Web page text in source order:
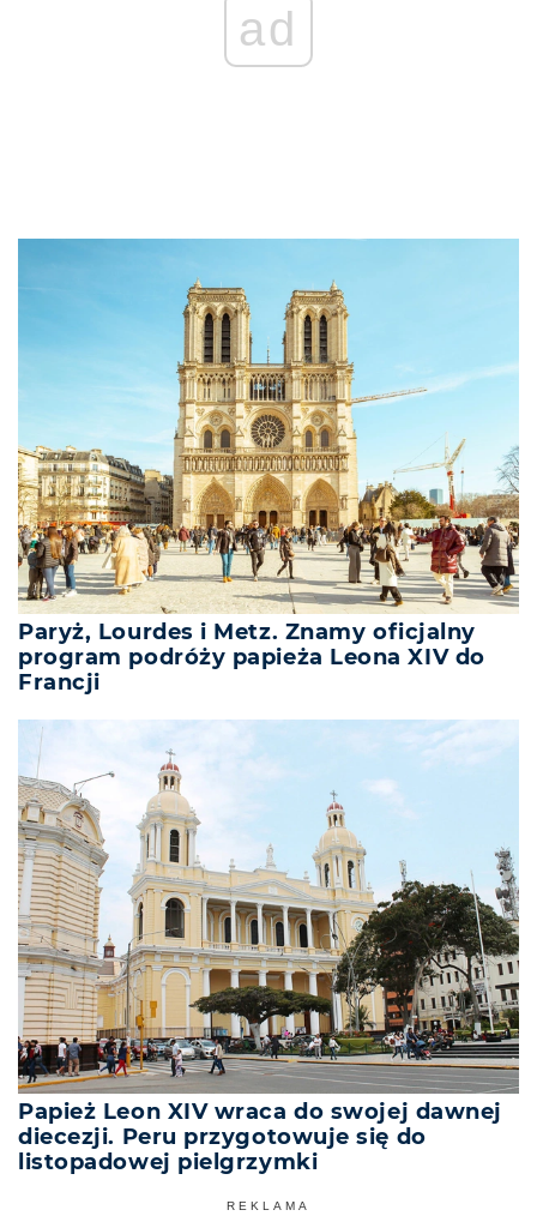
ad
Paryż, Lourdes i Metz. Znamy oficjalny
program podróży papieża Leona XIV do
Francji
Papież Leon XIV wraca do swojej dawnej
diecezji. Peru przygotowuje się do
listopadowej pielgrzymki
REKLAMA